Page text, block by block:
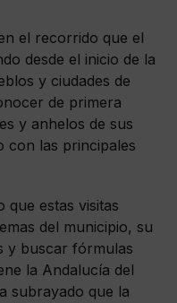
el recorrido que el
desde el inicio de la
y ciudades de
de primera
y anhelos de sus
con las principales
que estas visitas
del municipio, su
y buscar fórmulas
la Andalucía del
subrayado que la